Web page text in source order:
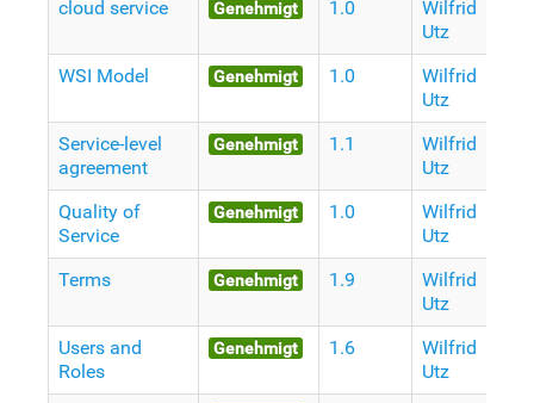
cloud service
Genehmigt 1.0
Wilfrid
Utz
WSI Model
Genehmigt 1.0
Wilfrid
Utz
Service-level
agreement
Genehmigt 1.1
Wilfrid
Utz
Quality of
Service
Genehmigt 1.0
Wilfrid
Utz
Terms
Genehmigt 1.9
Wilfrid
Utz
Users and
Roles
Genehmigt 1.6
Wilfrid
Utz